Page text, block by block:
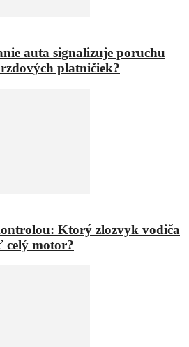
auta signalizuje poruchu
platničiek?
Ktorý zlozvyk vodiča
celý motor?